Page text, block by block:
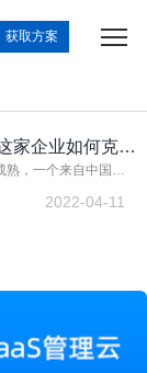
获取方案
家企业如何克
熟，一个来自中国的
，中国数码电子行业
2022-04-11